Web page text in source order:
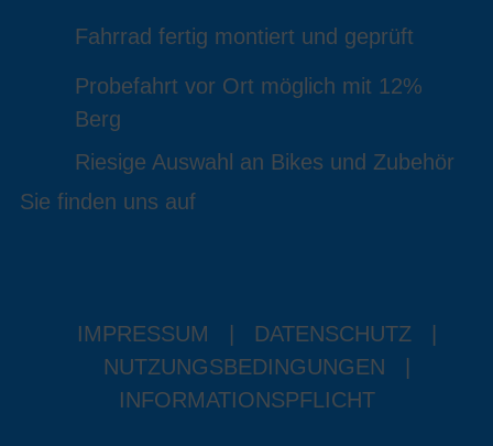
Fahrrad fertig montiert und geprüft
Probefahrt vor Ort möglich mit 12%
Berg
Riesige Auswahl an Bikes und Zubehör
Sie finden uns auf
IMPRESSUM DATENSCHUTZ
NUTZUNGSBEDINGUNGEN
INFORMATIONSPFLICHT